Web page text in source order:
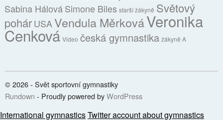
Sabina HálováSimone Biles starší žákyně Světový
pohárUSA Vendula MěrkováVeronika
Cenková Video česká gymnastika žákyně A
© 2026 - Svět sportovní gymnastiky
Rundown - Proudly powered byWordPress
International gymnasticsTwitter account about gymnastics